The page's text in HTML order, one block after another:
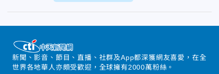
新聞、影音、節目、直播、社群及App都深獲網友喜愛，在全
世界各地華人亦頗受歡迎，全球擁有2000萬粉絲。